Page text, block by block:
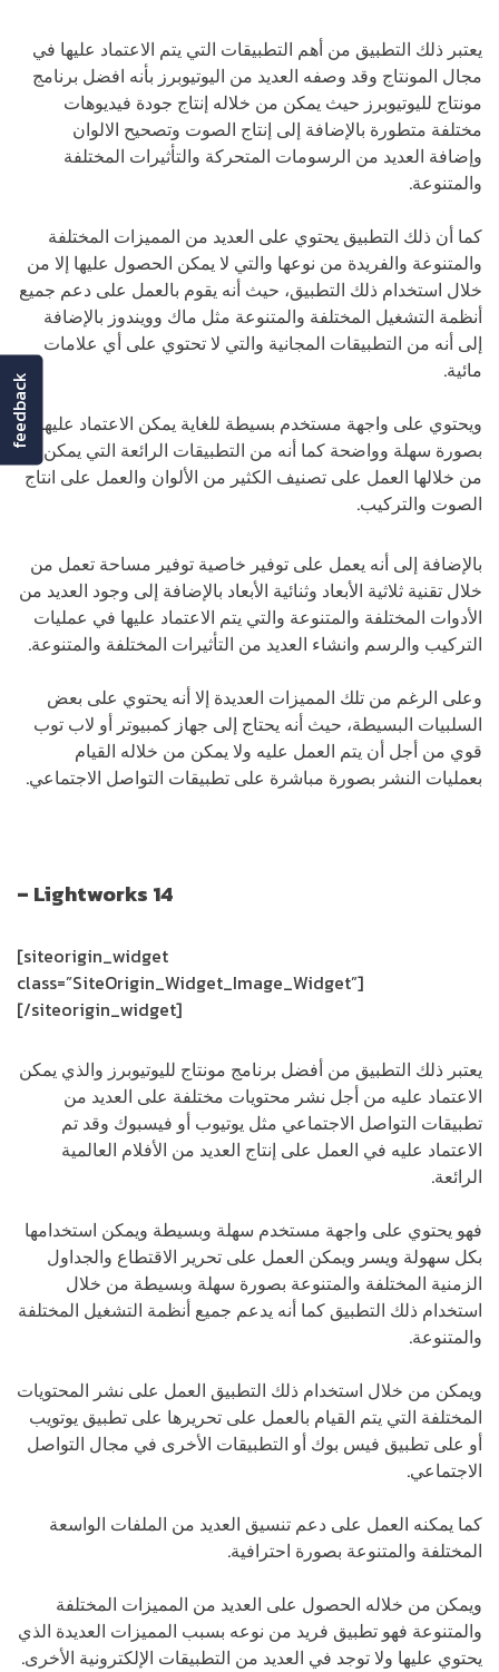
يعتبر ذلك التطبيق من أهم التطبيقات التي يتم الاعتماد عليها في
مجال المونتاج وقد وصفه العديد من اليوتيوبرز بأنه افضل برنامج
مونتاج لليوتيوبرز حيث يمكن من خلاله إنتاج جودة فيديوهات
مختلفة متطورة بالإضافة إلى إنتاج الصوت وتصحيح الالوان
وإضافة العديد من الرسومات المتحركة والتأثيرات المختلفة
والمتنوعة.
كما أن ذلك التطبيق يحتوي على العديد من المميزات المختلفة
والمتنوعة والفريدة من نوعها والتي لا يمكن الحصول عليها إلا من
خلال استخدام ذلك التطبيق، حيث أنه يقوم بالعمل على دعم جميع
أنظمة التشغيل المختلفة والمتنوعة مثل ماك وويندوز بالإضافة
إلى أنه من التطبيقات المجانية والتي لا تحتوي على أي علامات
مائية.
ويحتوي على واجهة مستخدم بسيطة للغاية يمكن الاعتماد عليها
بصورة سهلة وواضحة كما أنه من التطبيقات الرائعة التي يمكن
من خلالها العمل على تصنيف الكثير من الألوان والعمل على انتاج
الصوت والتركيب.
بالإضافة إلى أنه يعمل على توفير خاصية توفير مساحة تعمل من
خلال تقنية ثلاثية الأبعاد وثنائية الأبعاد بالإضافة إلى وجود العديد من
الأدوات المختلفة والمتنوعة والتي يتم الاعتماد عليها في عمليات
التركيب والرسم وانشاء العديد من التأثيرات المختلفة والمتنوعة.
وعلى الرغم من تلك المميزات العديدة إلا أنه يحتوي على بعض
السلبيات البسيطة، حيث أنه يحتاج إلى جهاز كمبيوتر أو لاب توب
قوي من أجل أن يتم العمل عليه ولا يمكن من خلاله القيام
بعمليات النشر بصورة مباشرة على تطبيقات التواصل الاجتماعي.
– Lightworks 14
[siteorigin_widget
class=”SiteOrigin_Widget_Image_Widget”]
[/siteorigin_widget]
يعتبر ذلك التطبيق من أفضل برنامج مونتاج لليوتيوبرز والذي يمكن
الاعتماد عليه من أجل نشر محتويات مختلفة على العديد من
تطبيقات التواصل الاجتماعي مثل يوتيوب أو فيسبوك وقد تم
الاعتماد عليه في العمل على إنتاج العديد من الأفلام العالمية
الرائعة.
فهو يحتوي على واجهة مستخدم سهلة وبسيطة ويمكن استخدامها
بكل سهولة ويسر ويمكن العمل على تحرير الاقتطاع والجداول
الزمنية المختلفة والمتنوعة بصورة سهلة وبسيطة من خلال
استخدام ذلك التطبيق كما أنه يدعم جميع أنظمة التشغيل المختلفة
والمتنوعة.
ويمكن من خلال استخدام ذلك التطبيق العمل على نشر المحتويات
المختلفة التي يتم القيام بالعمل على تحريرها على تطبيق يوتويب
أو على تطبيق فيس بوك أو التطبيقات الأخرى في مجال التواصل
الاجتماعي.
كما يمكنه العمل على دعم تنسيق العديد من الملفات الواسعة
المختلفة والمتنوعة بصورة احترافية.
ويمكن من خلاله الحصول على العديد من المميزات المختلفة
والمتنوعة فهو تطبيق فريد من نوعه بسبب المميزات العديدة الذي
يحتوي عليها ولا توجد في العديد من التطبيقات الإلكترونية الأخرى.
feedback